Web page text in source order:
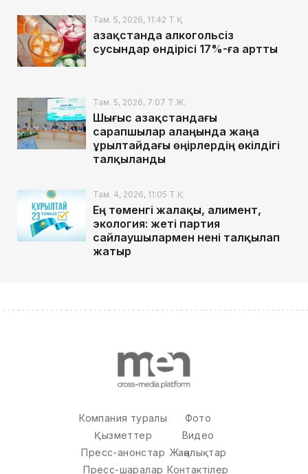
Там. 5, 2026, 11:42 Т.Қ.
Қазақстанда алкогольсіз
сусындар өндірісі 17%-ға артты
Там. 5, 2026, 7:07 Т.Ж.
Шығыс Қазақстандағы
сарапшылар алаңында жаңа
Құрылтайдағы өңірлердің өкілдігі
талқыланды
Там. 4, 2026, 11:05 Т.Қ.
Ең төменгі жалақы, алимент,
экология: жеті партия
сайлаушылармен нені талқылап
жатыр
Компания туралы
Қызметтер
Пресс-анонстар
Пресс-шаралар
Фото
Видео
Жаңалықтар
Контактілер